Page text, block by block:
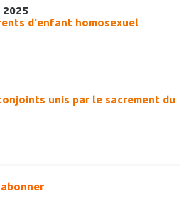
2025
d'enfant homosexuel
unis par le sacrement du